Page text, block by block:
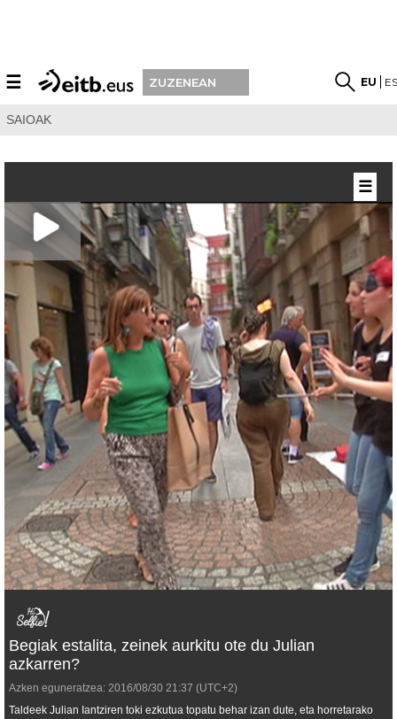
☰ ZUZENEAN EU
SAIOAK
Begiak estalita, zeinek aurkitu ote du Julian
azkarren?
Azken eguneratzea: 2016/08/30 21:37 (UTC+2)
Taldeek Julian Iantziren toki ezkutua topatu behar izan dute, eta horretarako
☰